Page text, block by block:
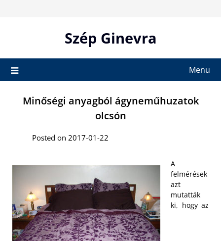
Szép Ginevra
Menu
Minőségi anyagból ágyneműhuzatok
olcsón
Posted on 2017-01-22
A
felmérések
azt
mutatták
ki, hogy az